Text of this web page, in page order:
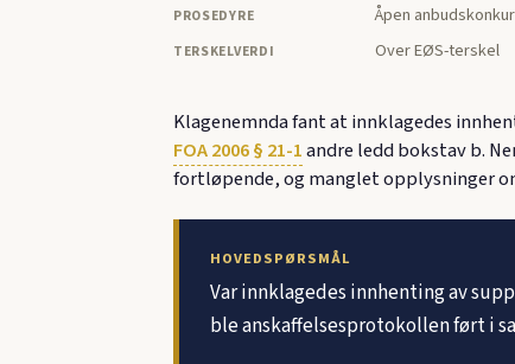
PROSEDYRE Åpen
TERSKELVERDI Over EØS-terskel
Klagenemnda fant at innklagedes
FOA 2006 § 21-1andre ledd bokstav b.
fortløpende, og manglet opplysninger
HOVEDSPØRSMÅL
Var innklagedes innhenting av
ble anskaffelsesprotokollen ført i